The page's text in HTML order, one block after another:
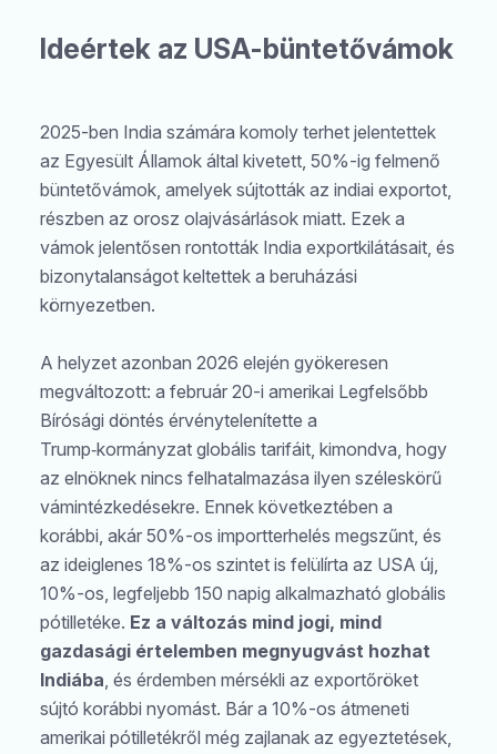
Ideértek az USA-büntetővámok
2025-ben India számára komoly terhet jelentettek
az Egyesült Államok által kivetett, 50%-ig felmenő
büntetővámok, amelyek sújtották az indiai exportot,
részben az orosz olajvásárlások miatt. Ezek a
vámok jelentősen rontották India exportkilátásait, és
bizonytalanságot keltettek a beruházási
környezetben.
A helyzet azonban 2026 elején gyökeresen
megváltozott: a február 20-i amerikai Legfelsőbb
Bírósági döntés érvénytelenítette a
Trump‑kormányzat globális tarifáit, kimondva, hogy
az elnöknek nincs felhatalmazása ilyen széleskörű
vámintézkedésekre. Ennek következtében a
korábbi, akár 50%-os importterhelés megszűnt, és
az ideiglenes 18%-os szintet is felülírta az USA új,
10%-os, legfeljebb 150 napig alkalmazható globális
pótilletéke. Ez a változás mind jogi, mind
gazdasági értelemben megnyugvást hozhat
Indiába, és érdemben mérsékli az exportőröket
sújtó korábbi nyomást. Bár a 10%-os átmeneti
amerikai pótilletékről még zajlanak az egyeztetések,